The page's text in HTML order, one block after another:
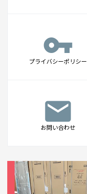
vpn_key
プライバシーポリシー
mail
お問い合わせ